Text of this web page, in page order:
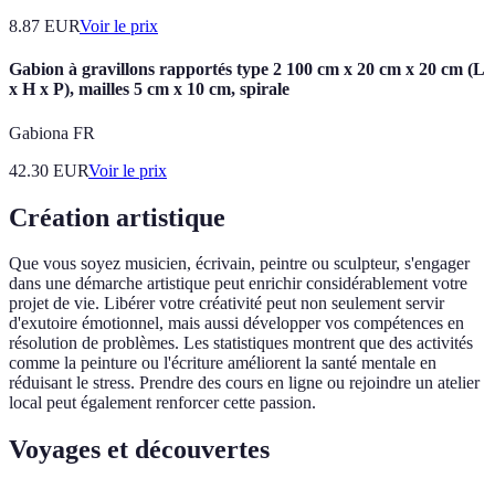
8.87 EURVoir le prix
Gabion à gravillons rapportés type 2 100 cm x 20 cm x 20 cm (L
x H x P), mailles 5 cm x 10 cm, spirale
Gabiona FR
42.30 EURVoir le prix
Création artistique
Que vous soyez musicien, écrivain, peintre ou sculpteur, s'engager
dans une démarche artistique peut enrichir considérablement votre
projet de vie. Libérer votre créativité peut non seulement servir
d'exutoire émotionnel, mais aussi développer vos compétences en
résolution de problèmes. Les statistiques montrent que des activités
comme la peinture ou l'écriture améliorent la santé mentale en
réduisant le stress. Prendre des cours en ligne ou rejoindre un atelier
local peut également renforcer cette passion.
Voyages et découvertes